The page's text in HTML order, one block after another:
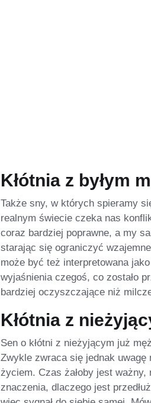
Kłótnia z byłym
Także sny, w których spieramy
realnym świecie czeka nas
coraz bardziej poprawne, a my
starając się ograniczyć
może być też interpretowana
wyjaśnienia czegoś, co zostało
bardziej oczyszczające niż
Kłótnia z
Sen o kłótni z nieżyjącym już
Zwykle zwraca się jednak uwagę
życiem. Czas żałoby jest
znaczenia, dlaczego jest